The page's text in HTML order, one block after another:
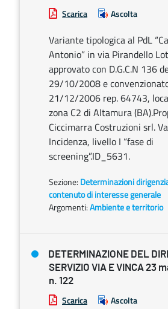
Scarica Ascolta
Variante tipologica al PdL
Antonio” in via Pirandello
approvato con D.G.C.N 136
29/10/2008 e
21/12/2006 rep. 64743,
zona C2 di Altamura
Ciccimarra Costruzioni srl.
Incidenza, livello I “fase di
screening”.ID_5631.
Sezione: Determinazioni
contenuto di interesse generale
Argomenti:Ambiente e territorio
DETERMINAZIONE DEL
SERVIZIO VIA E VINCA 23
n. 122
Scarica Ascolta